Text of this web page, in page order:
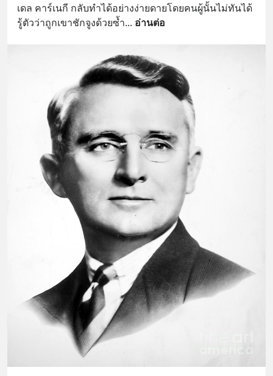
เดล คาร์เนกี กลับทำได้อย่างง่ายดายโดยคนผู้นั้นไม่ทันได้
รู้ตัวว่าถูกเขาชักจูงด้วยซํ้า... อ่านต่อ